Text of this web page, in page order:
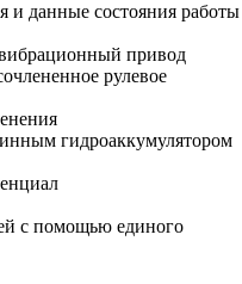
данные состояния работы
привод
рулевое
гидроаккумулятором
с помощью единого